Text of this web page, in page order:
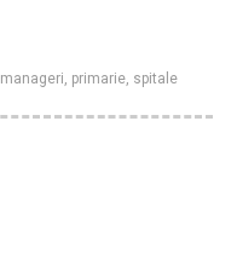
manageri, primarie, spitale